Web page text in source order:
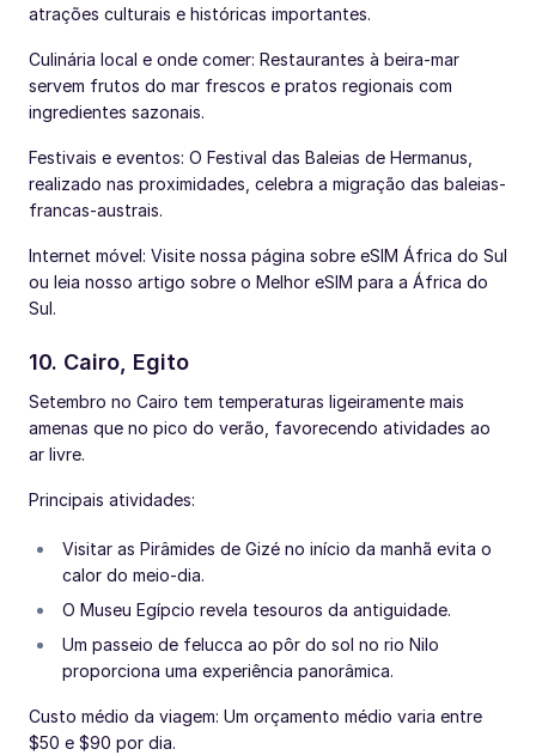
atrações culturais e históricas importantes.
Culinária local e onde comer: Restaurantes à beira-mar
servem frutos do mar frescos e pratos regionais com
ingredientes sazonais.
Festivais e eventos: O Festival das Baleias de Hermanus,
realizado nas proximidades, celebra a migração das baleias-
francas-austrais.
Internet móvel: Visite nossa página sobre eSIM África do Sul
ou leia nosso artigo sobre o Melhor eSIM para a África do
Sul.
10. Cairo, Egito
Setembro no Cairo tem temperaturas ligeiramente mais
amenas que no pico do verão, favorecendo atividades ao
ar livre.
Principais atividades:
Visitar as Pirâmides de Gizé no início da manhã evita o
calor do meio-dia.
O Museu Egípcio revela tesouros da antiguidade.
Um passeio de felucca ao pôr do sol no rio Nilo
proporciona uma experiência panorâmica.
Custo médio da viagem: Um orçamento médio varia entre
$50 e $90 por dia.